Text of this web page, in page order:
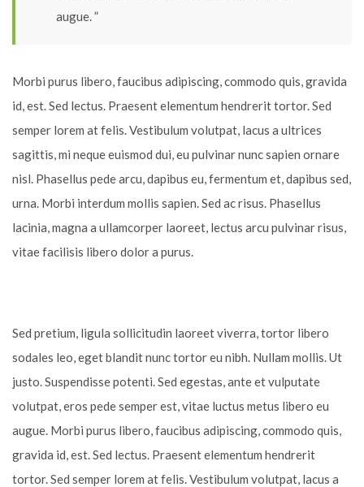
augue. ”
Morbi purus libero, faucibus adipiscing, commodo quis, gravida
id, est. Sed lectus. Praesent elementum hendrerit tortor. Sed
semper lorem at felis. Vestibulum volutpat, lacus a ultrices
sagittis, mi neque euismod dui, eu pulvinar nunc sapien ornare
nisl. Phasellus pede arcu, dapibus eu, fermentum et, dapibus sed,
urna. Morbi interdum mollis sapien. Sed ac risus. Phasellus
lacinia, magna a ullamcorper laoreet, lectus arcu pulvinar risus,
vitae facilisis libero dolor a purus.
Sed pretium, ligula sollicitudin laoreet viverra, tortor libero
sodales leo, eget blandit nunc tortor eu nibh. Nullam mollis. Ut
justo. Suspendisse potenti. Sed egestas, ante et vulputate
volutpat, eros pede semper est, vitae luctus metus libero eu
augue. Morbi purus libero, faucibus adipiscing, commodo quis,
gravida id, est. Sed lectus. Praesent elementum hendrerit
tortor. Sed semper lorem at felis. Vestibulum volutpat, lacus a